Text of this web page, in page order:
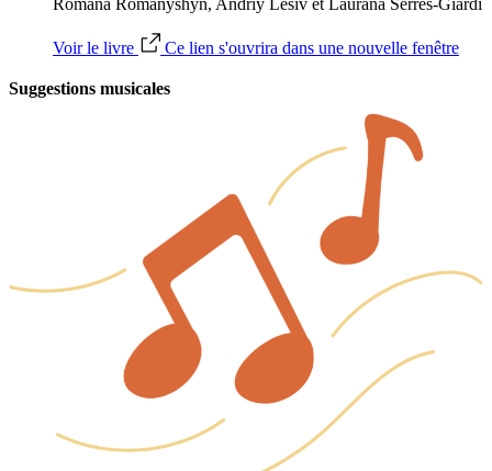
Voir le livre Ce lien s'ouvrira dans une nouvelle fenêtre
Suggestions musicales